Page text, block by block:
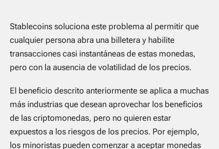
Stablecoins soluciona este problema al permitir que
cualquier persona abra una billetera y habilite
transacciones casi instantáneas de estas monedas,
pero con la ausencia de volatilidad de los precios.
El beneficio descrito anteriormente se aplica a muchas
más industrias que desean aprovechar los beneficios
de las criptomonedas, pero no quieren estar
expuestos a los riesgos de los precios. Por ejemplo,
los minoristas pueden comenzar a aceptar monedas